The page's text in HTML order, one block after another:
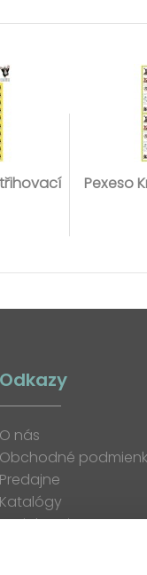
Pexeso
Odkazy
O nás
Obchodné
Predajne
Katalógy
K stiahnutiu